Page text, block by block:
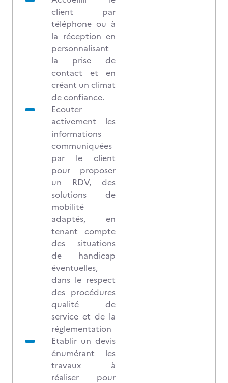
client par
téléphone ou à
la réception en
personnalisant
la prise de
contact et en
créant un climat
de confiance.
Ecouter
activement les
informations
communiquées
par le client
pour proposer
un RDV, des
solutions de
mobilité
adaptés, en
tenant compte
des situations
de handicap
éventuelles,
dans le respect
des procédures
qualité de
service et de la
réglementation
Etablir un devis
énumérant les
travaux à
réaliser pour